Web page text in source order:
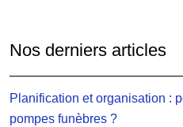
Nos derniers articles
Planification et organisation :
pompes funèbres ?